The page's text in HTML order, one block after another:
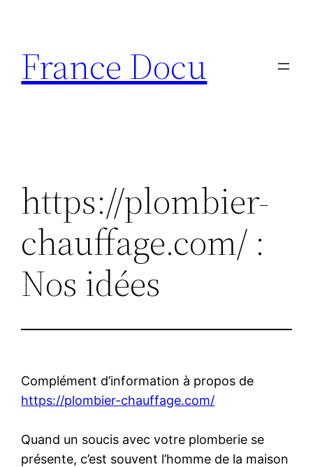
contenu
France Docu
https://plombier-
chauffage.com/ :
Nos idées
Complément d’information à propos de
https://plombier-chauffage.com/
Quand un soucis avec votre plomberie se
présente, c’est souvent l’homme de la maison